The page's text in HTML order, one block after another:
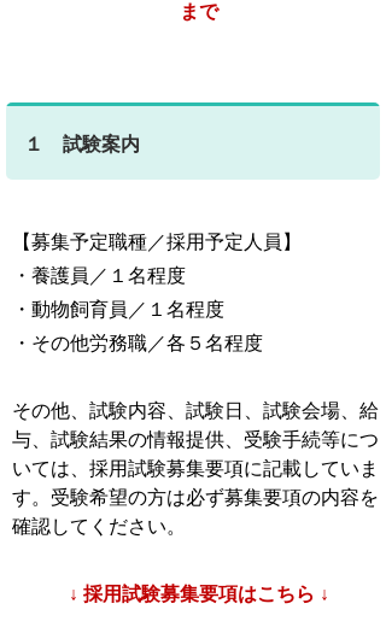
まで
１ 試験案内
【募集予定職種／採用予定人員】
・養護員／１名程度
・動物飼育員／１名程度
・その他労務職／各５名程度
その他、試験内容、試験日、試験会場、給
与、試験結果の情報提供、受験手続等につ
いては、採用試験募集要項に記載していま
す。受験希望の方は必ず募集要項の内容を
確認してください。
↓ 採用試験募集要項はこちら ↓